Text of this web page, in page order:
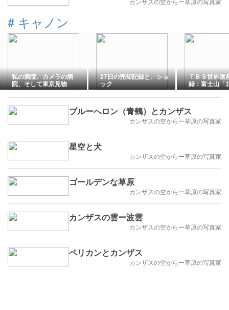
# キャノン
私の病院、カメラの病
院、そして東京見物
27日の売却記録と、ショ
ック
ＴＢＳ世界遺
録：富士山「
を魅了した四
景」
ブルーへロン（青鶴）とカンザス
カンザスの空からー草原の写真家
星空と犬
カンザスの空からー草原の写真家
ゴールデンな草原
カンザスの空からー草原の写真家
カンザスの雲ー波雲
カンザスの空からー草原の写真家
ペリカンとカンザス
カンザスの空からー草原の写真家